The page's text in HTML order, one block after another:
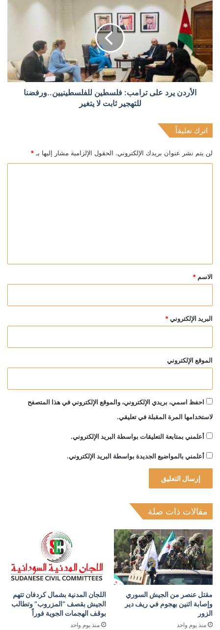
الأردن يرد على ترامب: فلسطين للفلسطينيين..ورفضنا
للتهجير ثابت لا يتغير
اترك تعليقاً
لن يتم نشر عنوان بريدك الإلكتروني. الحقول الإلزامية مشار إليها بـ *
*
الاسم *
البريد الإلكتروني *
الموقع الإلكتروني
احفظ اسمي، بريدي الإلكتروني، والموقع الإلكتروني في هذا المتصفح
لاستخدامها المرة المقبلة في تعليقي.
أعلمني بمتابعة التعليقات بواسطة البريد الإلكتروني.
أعلمني بالمواضيع الجديدة بواسطة البريد الإلكتروني.
مقالات ذات صلة
مقتل عنصر من الجيش السوري
وإصابة اثنين بهجوم في ريف دير
الزور
منذ يوم واحد
اللجان المدنية بشمال كردفان تتهم
الجيش بقصف “المزروب” وتطالب
بوقف الهجمات الجوية فوراً
منذ يوم واحد